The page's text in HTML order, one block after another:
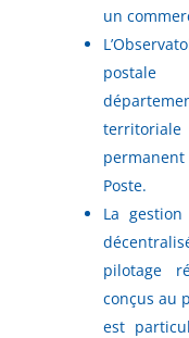
un
postale
permanent
Poste.
La
pilotage
conçus au
est